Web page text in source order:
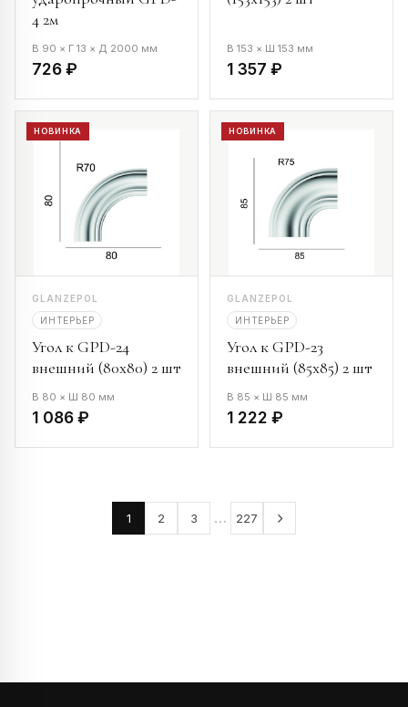
4 2м
В 90 × Г 13 × Д 2000 мм
726 ₽
В 153 × Ш 153 мм
1 357 ₽
НОВИНКА
GLANZEPOL
ИНТЕРЬЕР
Угол к GPD-24
внешний (80х80) 2 шт
В 80 × Ш 80 мм
1 086 ₽
НОВИНКА
GLANZEPOL
ИНТЕРЬЕР
Угол к GPD-23
внешний (85х85) 2 шт
В 85 × Ш 85 мм
1 222 ₽
1 2 3 … 227